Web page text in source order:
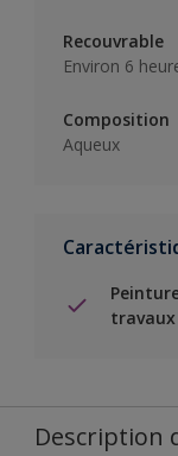
Recouvrable
Environ 6
Composition
Aqueux
Description